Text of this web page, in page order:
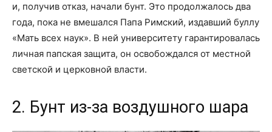
и, получив отказ, начали бунт. Это продолжалось два
года, пока не вмешался Папа Римский, издавший буллу
«Мать всех наук». В ней университету гарантировалась
личная папская защита, он освобождался от местной
светской и церковной власти.
2. Бунт из-за воздушного шара